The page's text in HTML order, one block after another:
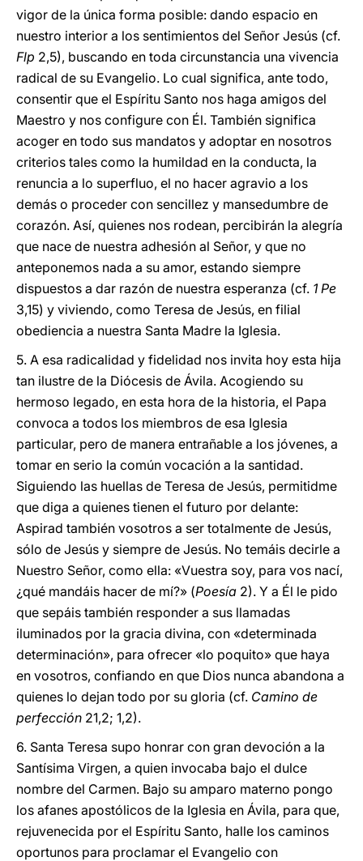
vigor de la única forma posible: dando espacio en
nuestro interior a los sentimientos del Señor Jesús (cf.
Flp 2,5), buscando en toda circunstancia una vivencia
radical de su Evangelio. Lo cual significa, ante todo,
consentir que el Espíritu Santo nos haga amigos del
Maestro y nos configure con Él. También significa
acoger en todo sus mandatos y adoptar en nosotros
criterios tales como la humildad en la conducta, la
renuncia a lo superfluo, el no hacer agravio a los
demás o proceder con sencillez y mansedumbre de
corazón. Así, quienes nos rodean, percibirán la alegría
que nace de nuestra adhesión al Señor, y que no
anteponemos nada a su amor, estando siempre
dispuestos a dar razón de nuestra esperanza (cf. 1 Pe
3,15) y viviendo, como Teresa de Jesús, en filial
obediencia a nuestra Santa Madre la Iglesia.
5. A esa radicalidad y fidelidad nos invita hoy esta hija
tan ilustre de la Diócesis de Ávila. Acogiendo su
hermoso legado, en esta hora de la historia, el Papa
convoca a todos los miembros de esa Iglesia
particular, pero de manera entrañable a los jóvenes, a
tomar en serio la común vocación a la santidad.
Siguiendo las huellas de Teresa de Jesús, permitidme
que diga a quienes tienen el futuro por delante:
Aspirad también vosotros a ser totalmente de Jesús,
sólo de Jesús y siempre de Jesús. No temáis decirle a
Nuestro Señor, como ella: «Vuestra soy, para vos nací,
¿qué mandáis hacer de mí?» (Poesía 2). Y a Él le pido
que sepáis también responder a sus llamadas
iluminados por la gracia divina, con «determinada
determinación», para ofrecer «lo poquito» que haya
en vosotros, confiando en que Dios nunca abandona a
quienes lo dejan todo por su gloria (cf. Camino de
perfección 21,2; 1,2).
6. Santa Teresa supo honrar con gran devoción a la
Santísima Virgen, a quien invocaba bajo el dulce
nombre del Carmen. Bajo su amparo materno pongo
los afanes apostólicos de la Iglesia en Ávila, para que,
rejuvenecida por el Espíritu Santo, halle los caminos
oportunos para proclamar el Evangelio con